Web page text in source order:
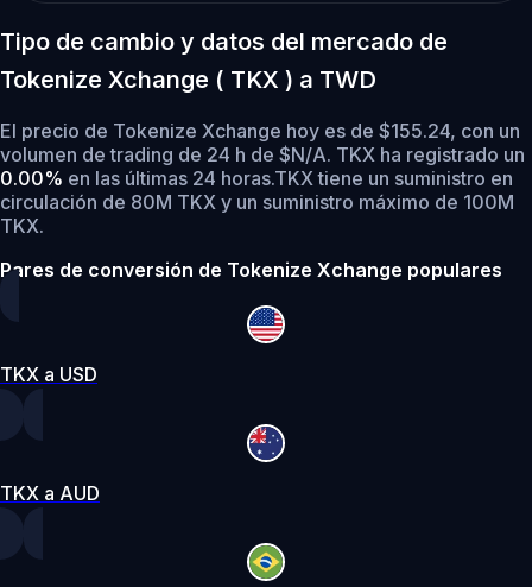
Tipo de cambio y datos del mercado de
Tokenize Xchange ( TKX ) a TWD
El precio de Tokenize Xchange hoy es de $155.24, con un
volumen de trading de 24 h de $N/A. TKX ha registrado un
0.00% en las últimas 24 horas.TKX tiene un suministro en
circulación de 80M TKX y un suministro máximo de 100M
TKX.
Pares de conversión de Tokenize Xchange populares
TKX a USD
TKX a AUD